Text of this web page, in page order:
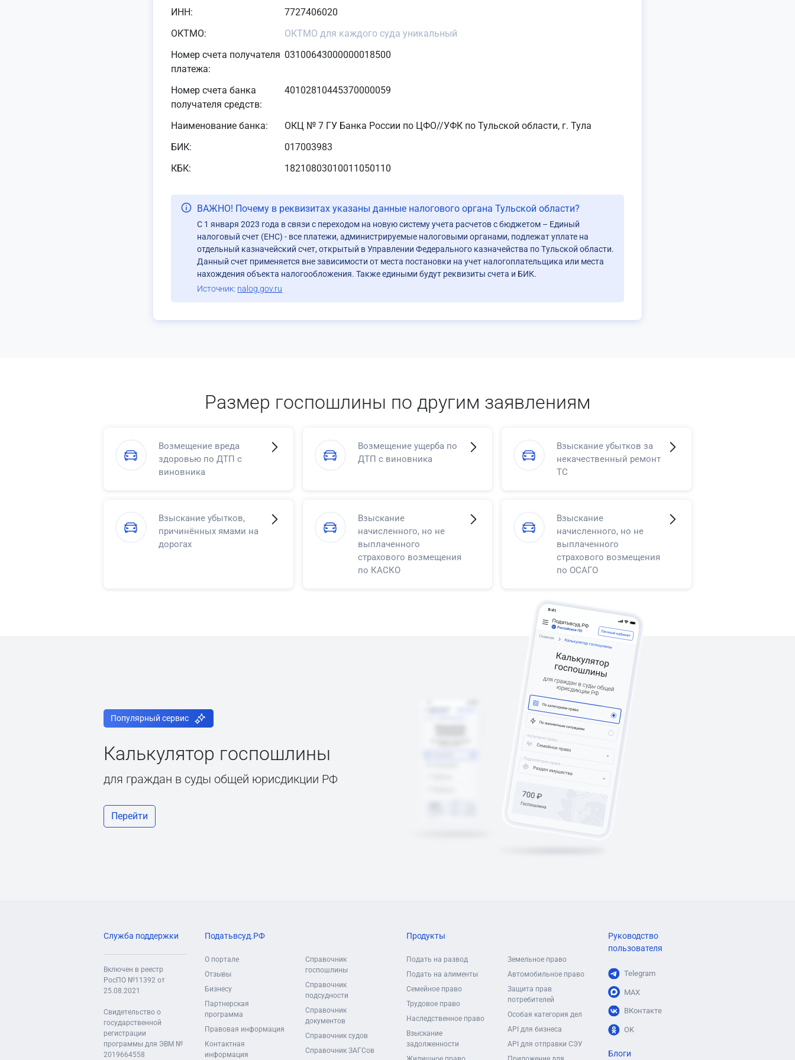
ИНН:
7727406020
ОКТМО:
ОКТМО для каждого суда уникальный
Номер счета получателя
платежа:
03100643000000018500
Номер счета банка
получателя средств:
40102810445370000059
Наименование банка:
ОКЦ № 7 ГУ Банка России по ЦФО//УФК по Тульской области, г. Тула
БИК:
017003983
КБК:
18210803010011050110
ВАЖНО! Почему в реквизитах указаны данные налогового органа Тульской области?
С 1 января 2023 года в связи с переходом на новую систему учета расчетов с бюджетом – Единый
налоговый счет (ЕНС) - все платежи, администрируемые налоговыми органами, подлежат уплате на
отдельный казначейский счет, открытый в Управлении Федерального казначейства по Тульской области.
Данный счет применяется вне зависимости от места постановки на учет налогоплательщика или места
нахождения объекта налогообложения. Также едиными будут реквизиты счета и БИК.
Источник: nalog.gov.ru
Размер госпошлины по другим заявлениям
Возмещение вреда
здоровью по ДТП с
виновника
Возмещение ущерба по
ДТП с виновника
Взыскание убытков за
некачественный ремонт
ТС
Взыскание убытков,
причинённых ямами на
дорогах
Взыскание
начисленного, но не
выплаченного
страхового возмещения
по КАСКО
Взыскание
начисленного, но не
выплаченного
страхового возмещения
по ОСАГО
Популярный сервис
Калькулятор госпошлины
для граждан в суды общей юрисдикции РФ
Перейти
Служба поддержки
Включен в реестр
РосПО №11392 от
25.08.2021
Свидетельство о
государственной
регистрации
программы для ЭВМ №
2019664558
Податьвсуд.РФ
О портале
Отзывы
Бизнесу
Партнерская
программа
Правовая информация
Контактная
информация
Справочник
госпошлины
Справочник
подсудности
Справочник
документов
Справочник судов
Справочник ЗАГСов
Продукты
Подать на развод
Подать на алименты
Семейное право
Трудовое право
Наследственное право
Взыскание
задолженности
Земельное право
Автомобильное право
Защита прав
потребителей
Особая категория дел
API для бизнеса
API для отправки СЭУ
Руководство
пользователя
Telegram
MAX
ВКонтакте
OK
Блоги